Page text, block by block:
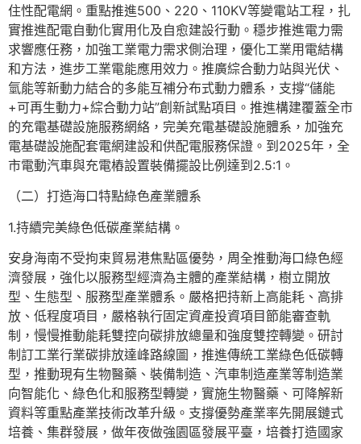
住性配電網。重點推進500、220、110KV等變電站工程，扎
實推進配電自動化實用化及自愈建設行動。穩步推進電力需
求響應任務，加強工業電力需求側治理，優化工業用電結構
和方法，進步工業電能應用效力。推廣綜合動力站與光伏、
氫能等新動力結合的多能互補分布式動力體系，支撐“儲能
+可再生動力+綜合動力站”創新試點項目。推進構建覆蓋全市
的充電基礎設施服務網絡，完美充電基礎設施體系，加強充
電基礎設施配套電網建設和供配電服務保證。到2025年，全
市電動汽車與充電樁設置裝備擺設比例達到2.5:1。
（二）打造海口特點綠色產業體系
1.持續完美綠色低碳產業結構。
安身海南不受拘束貿易港焦點區優勢，周全推動海口綠色經
濟發展，強化以服務型經濟為主體的產業結構，樹立開放
型、生態型、服務型產業體系。嚴格把持新上高能耗、高排
放、低程度項目，嚴格執行固定資產投資項目節能審查軌
制，慢慢推動能耗雙控向碳排放總量和強度雙控轉變。研討
制訂工業行業碳排放達峰路線圖，推進傳統工業綠色低碳轉
型，推動現有生物醫藥、裝備制造、汽車制造產業等制造業
向智能化、綠色化和服務型轉變，實施生物醫藥、可降解新
資料等重點產業技術改革升級。支撐優勢產業率先開展鏈式
培養、集群發展，做年夜做強園區發展平臺，培養打造國家